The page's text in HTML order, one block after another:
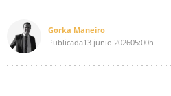
Gorka Maneiro
Publicada13 junio 202605:00h